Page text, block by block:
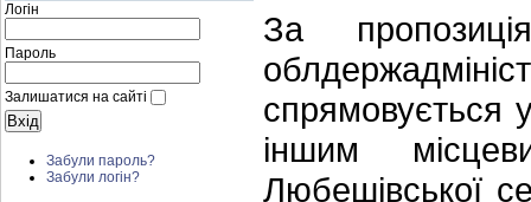
Логін
Пароль
Залишатися на сайті
Забули пароль?
Забули логін?
За
спрямовується
іншим
Любешівської